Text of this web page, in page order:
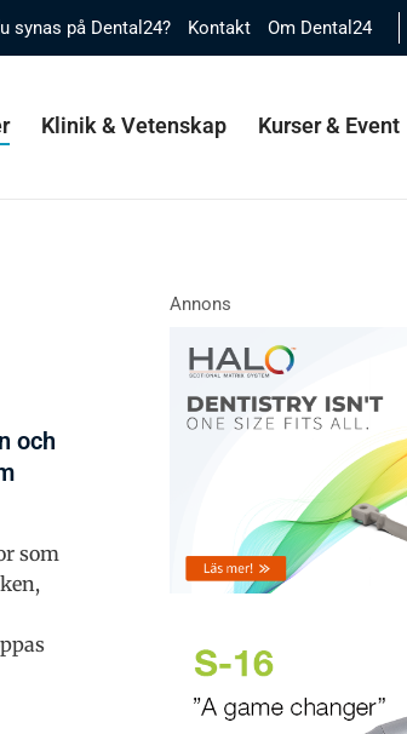
synas på Dental24? Kontakt Om Dental24
Klinik & Vetenskap Kurser & Event
och
som